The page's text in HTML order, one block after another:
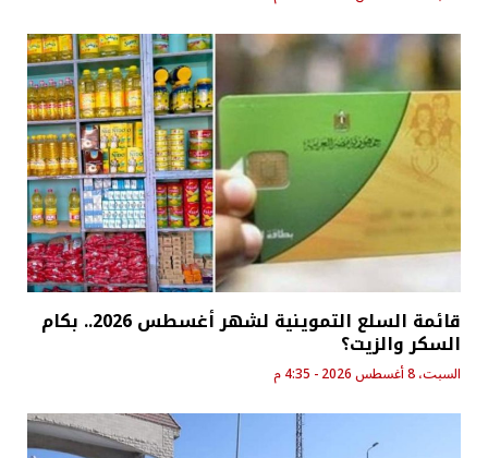
قائمة السلع التموينية لشهر أغسطس 2026.. بكام
السكر والزيت؟
السبت، 8 أغسطس 2026 - 4:35 م